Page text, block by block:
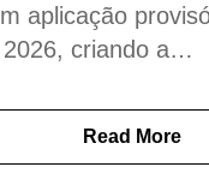
aplicação
2026, criando a…
Read More